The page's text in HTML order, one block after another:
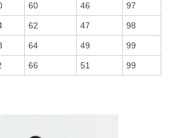
60 46 97
62 47 98
64 49 99
66 51 99